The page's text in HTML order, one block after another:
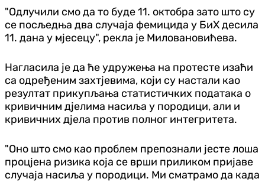
"Одлучили смо да то буде 11. октобра зато што су
се посљедња два случаја фемицида у БиХ десила
11. дана у мјесецу", рекла је Миловановићева.
Нагласила је да ће удружења на протесте изаћи
са одређеним захтјевима, који су настали као
резултат прикупљања статистичких података о
кривичним дјелима насиља у породици, али и
кривичних дјела против полног интегритета.
"Оно што смо као проблем препознали јесте лоша
процјена ризика која се врши приликом пријаве
случаја насиља у породици. Ми сматрамо да када